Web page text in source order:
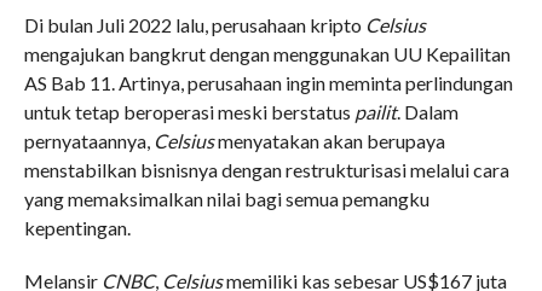
Di bulan Juli 2022 lalu, perusahaan kripto Celsius
mengajukan bangkrut dengan menggunakan UU Kepailitan
AS Bab 11. Artinya, perusahaan ingin meminta perlindungan
untuk tetap beroperasi meski berstatus pailit. Dalam
pernyataannya, Celsiusmenyatakan akan berupaya
menstabilkan bisnisnya dengan restrukturisasi melalui cara
yang memaksimalkan nilai bagi semua pemangku
kepentingan.
Melansir CNBC, Celsiusmemiliki kas sebesar US$167 juta